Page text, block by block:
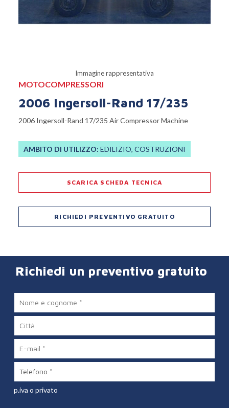
Immagine rappresentativa
MOTOCOMPRESSORI
2006 Ingersoll-Rand 17/235
2006 Ingersoll-Rand 17/235 Air Compressor Machine
AMBITO DI UTILIZZO: EDILIZIO, COSTRUZIONI
SCARICA SCHEDA TECNICA
RICHIEDI PREVENTIVO GRATUITO
Richiedi un preventivo gratuito
p.iva o privato